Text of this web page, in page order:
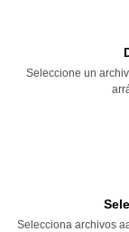
Seleccione un
Selecciona archivos